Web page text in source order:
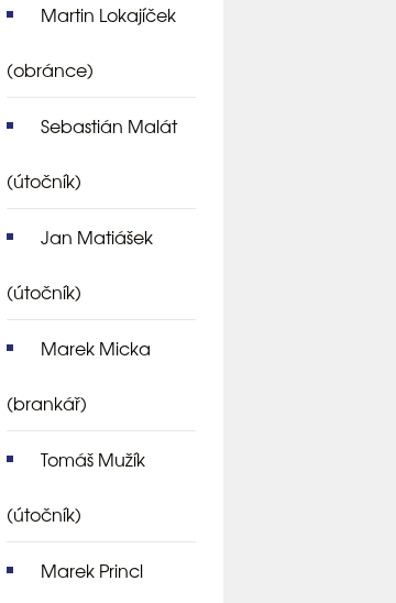
Martin Lokajíček
(obránce)
Sebastián Malát
(útočník)
Jan Matiášek
(útočník)
Marek Micka
(brankář)
Tomáš Mužík
(útočník)
Marek Princl